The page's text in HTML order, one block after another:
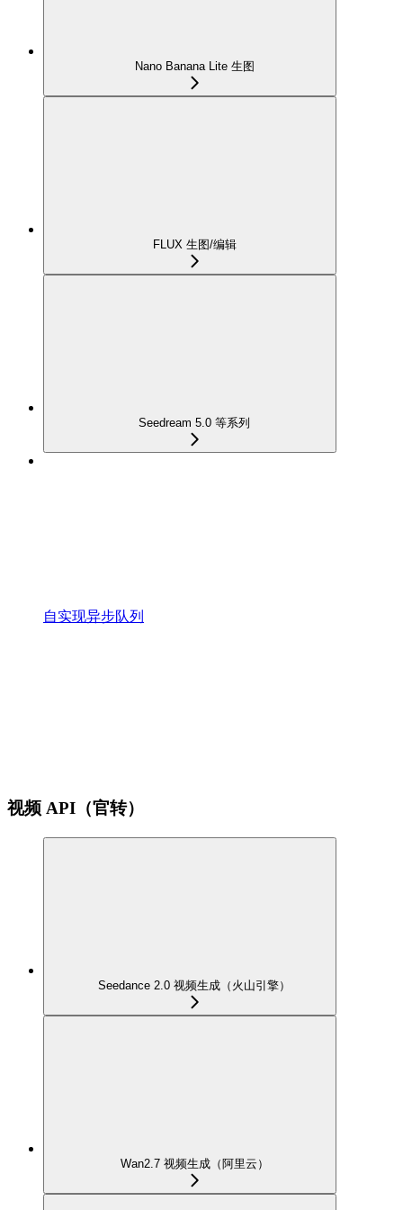
Nano Banana Lite 生图
FLUX 生图/编辑
Seedream 5.0 等系列
自实现异步队列
视频 API（官转）
Seedance 2.0 视频生成（火山引擎）
Wan2.7 视频生成（阿里云）